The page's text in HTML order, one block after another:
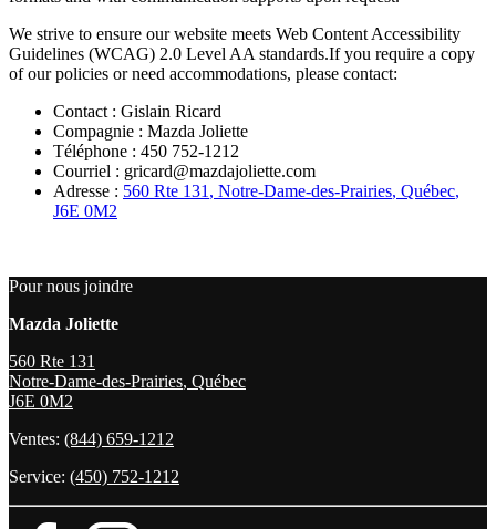
We strive to ensure our website meets Web Content Accessibility
Guidelines (WCAG) 2.0 Level AA standards.If you require a copy
of our policies or need accommodations, please contact:
Contact : Gislain Ricard
Compagnie : Mazda Joliette
Téléphone : 450 752-1212
Courriel : gricard@mazdajoliette.com
Adresse : 560 Rte 131 , Notre-Dame-des-Prairies, Québec,
J6E 0M2
Pour nous joindre
Mazda Joliette
560 Rte 131
Notre-Dame-des-Prairies, Québec
J6E 0M2
Ventes: (844) 659-1212
Service: (450) 752-1212